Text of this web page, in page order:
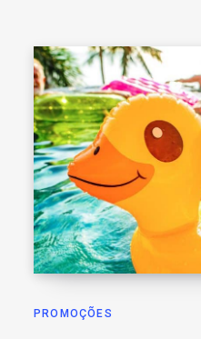
PROMOÇÕES